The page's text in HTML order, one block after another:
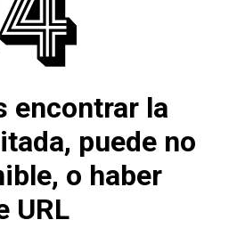
encontrar la
puede no
o haber
URL